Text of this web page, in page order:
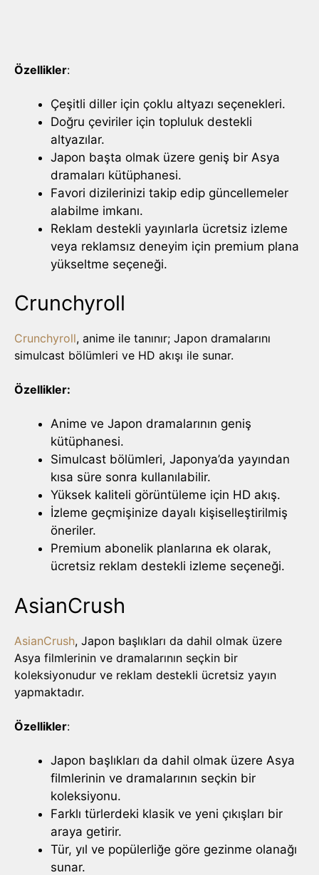
Özellikler:
Çeşitli diller için çoklu altyazı seçenekleri.
Doğru çeviriler için topluluk destekli
altyazılar.
Japon başta olmak üzere geniş bir Asya
dramaları kütüphanesi.
Favori dizilerinizi takip edip güncellemeler
alabilme imkanı.
Reklam destekli yayınlarla ücretsiz izleme
veya reklamsız deneyim için premium plana
yükseltme seçeneği.
Crunchyroll
Crunchyroll, anime ile tanınır; Japon dramalarını
simulcast bölümleri ve HD akışı ile sunar.
Özellikler:
Anime ve Japon dramalarının geniş
kütüphanesi.
Simulcast bölümleri, Japonya’da yayından
kısa süre sonra kullanılabilir.
Yüksek kaliteli görüntüleme için HD akış.
İzleme geçmişinize dayalı kişiselleştirilmiş
öneriler.
Premium abonelik planlarına ek olarak,
ücretsiz reklam destekli izleme seçeneği.
AsianCrush
AsianCrush, Japon başlıkları da dahil olmak üzere
Asya filmlerinin ve dramalarının seçkin bir
koleksiyonudur ve reklam destekli ücretsiz yayın
yapmaktadır.
Özellikler:
Japon başlıkları da dahil olmak üzere Asya
filmlerinin ve dramalarının seçkin bir
koleksiyonu.
Farklı türlerdeki klasik ve yeni çıkışları bir
araya getirir.
Tür, yıl ve popülerliğe göre gezinme olanağı
sunar.